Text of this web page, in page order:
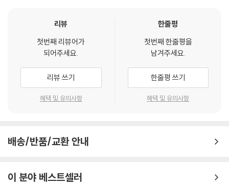
리뷰
첫번째 리뷰어가
되어주세요.
리뷰 쓰기
혜택 및 유의사항
한줄평
첫번째 한줄평을
남겨주세요.
한줄평 쓰기
혜택 및 유의사항
배송/반품/교환 안내
이 분야 베스트셀러